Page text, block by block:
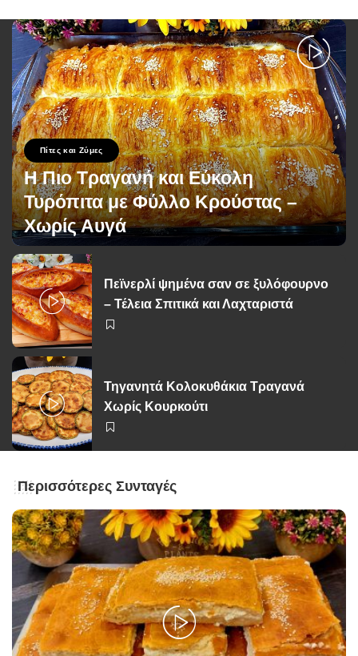
Πίτες και Ζύμες
Η Πιο Τραγανή και Εύκολη
Τυρόπιτα με Φύλλο Κρούστας –
Χωρίς Αυγά
Posted
by
George Zolis 20 Σεπτεμβρίου 2025
Πεϊνερλί ψημένα σαν σε ξυλόφουρνο
– Τέλεια Σπιτικά και Λαχταριστά
Τηγανητά Κολοκυθάκια Τραγανά
Χωρίς Κουρκούτι
Περισσότερες Συνταγές